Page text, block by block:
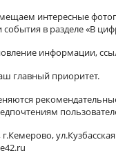
интересные
в разделе «В
информации,
главный приоритет.